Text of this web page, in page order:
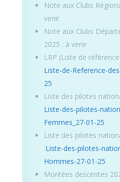
Note aux Clubs
venir
Note aux Clubs
2025 : à venir
LRP (Liste de
Liste-de-Reference-
25
Liste des pilotes
Liste-des-pilotes-
Femmes_27-01-25
Liste des pilotes
:Liste-des-pilotes-
Hommes-27-01-25
Montées descentes